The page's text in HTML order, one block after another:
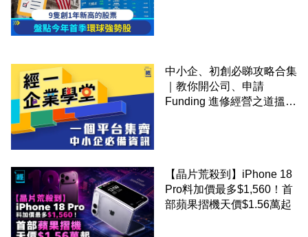
中小企、初創必睇攻略合集
｜教你開公司、申請
Funding 進修經營之道搵大
【晶片荒殺到】iPhone 18
Pro料加價最多$1,560！首
部蘋果摺機天價$1.56萬起